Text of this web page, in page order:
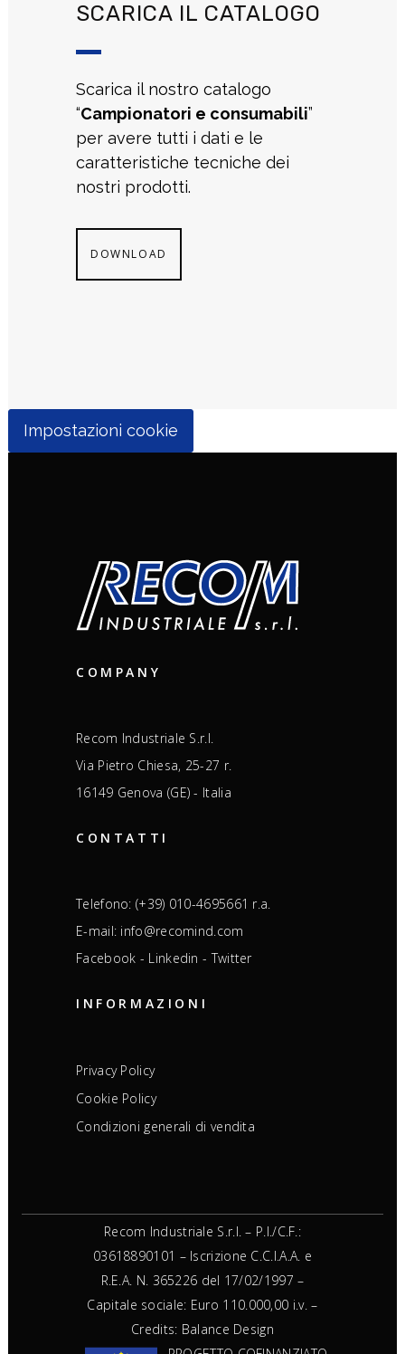
SCARICA IL CATALOGO
Scarica il nostro catalogo
“Campionatori e consumabili”
per avere tutti i dati e le
caratteristiche tecniche dei
nostri prodotti.
DOWNLOAD
Impostazioni cookie
COMPANY
Recom Industriale S.r.l.
Via Pietro Chiesa, 25-27 r.
16149 Genova (GE) - Italia
CONTATTI
Telefono: (+39) 010-4695661 r.a.
E-mail: info@recomind.com
Facebook - Linkedin - Twitter
INFORMAZIONI
Privacy Policy
Cookie Policy
Condizioni generali di vendita
Recom Industriale S.r.l. – P.I./C.F.:
03618890101 – Iscrizione C.C.I.A.A. e
R.E.A. N. 365226 del 17/02/1997 –
Capitale sociale: Euro 110.000,00 i.v. –
Credits: Balance Design